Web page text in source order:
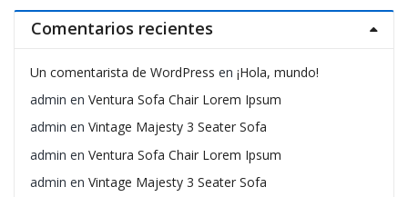
Comentarios recientes
Un comentarista de WordPress en ¡Hola, mundo!
admin en Ventura Sofa Chair Lorem Ipsum
admin en Vintage Majesty 3 Seater Sofa
admin en Ventura Sofa Chair Lorem Ipsum
admin en Vintage Majesty 3 Seater Sofa